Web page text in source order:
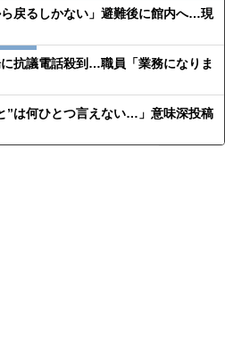
戻るしかない」避難後に館内へ…現
に抗議電話殺到…職員「業務になりま
”は何ひとつ言えない…」意味深投稿